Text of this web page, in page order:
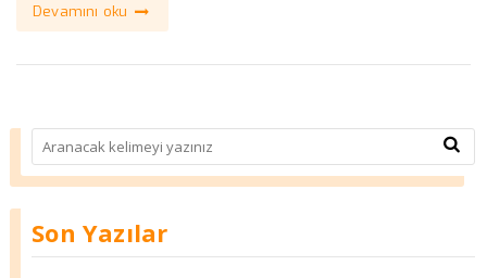
Devamını oku
Son Yazılar